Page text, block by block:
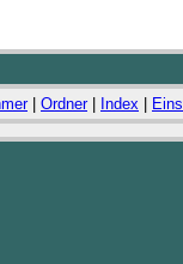
| Ordner| Index